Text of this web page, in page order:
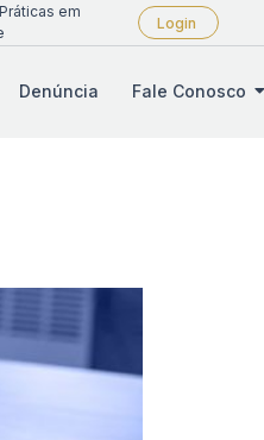
em
Login
Denúncia Fale Conosco